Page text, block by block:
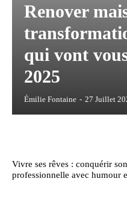
Renover
qui vont
2025
Émilie Fontaine - 27 Juillet
Vivre ses rêves : conquérir
professionnelle avec humour